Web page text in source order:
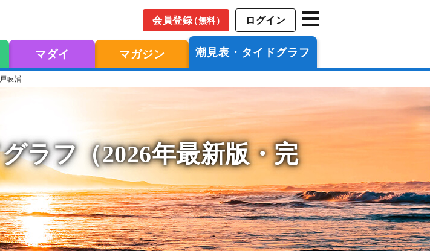
会員登録（無料） ログイン
マダイ マガジン 潮見表・タイドグラフ
戸岐浦
ラフ（2026年最新版・完